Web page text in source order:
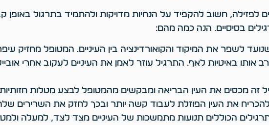
לפזילה, חשוב להקפיד על הנחיות מדויקות ולהתמיד בתרגול באופן
בסיסיים. הנה כמה מהם:
לשפר את המיקוד והקואורדינציה בין העיניים. המטופל מחזיק
אותו באיטיות לאף. התרגיל עוזר לאמן את העיניים לעקוב אחרי
זה מכסים את העין הבריאה ומבקשים מהמטופל לבצע מטלות חזותיות
את העין הפוזלת לעבוד קשה יותר ובכך לחזק את השרירים
תרגילים הכוללים תנועות מתמשכות של העיניים מצד לצד, למעלה